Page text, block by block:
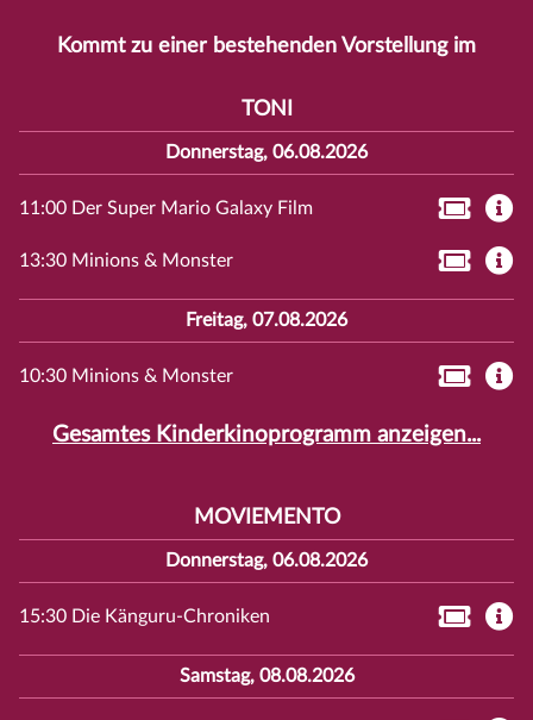
Kommt zu einer bestehenden Vorstellung im
TONI
Donnerstag, 06.08.2026
11:00 Der Super Mario Galaxy Film
13:30 Minions & Monster
Freitag, 07.08.2026
10:30 Minions & Monster
Gesamtes Kinderkinoprogramm anzeigen...
MOVIEMENTO
Donnerstag, 06.08.2026
15:30 Die Känguru-Chroniken
Samstag, 08.08.2026